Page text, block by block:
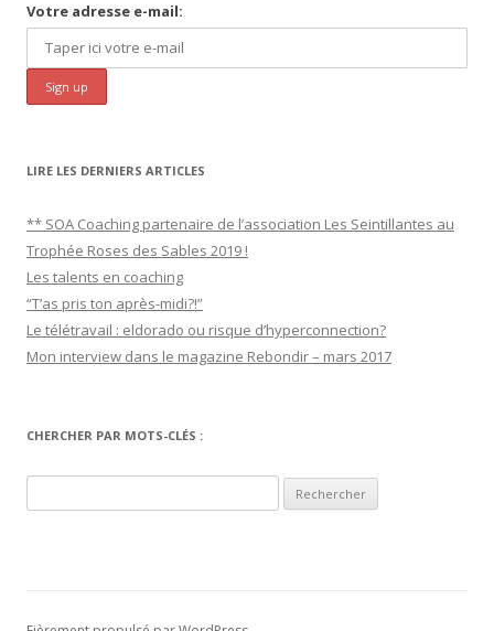
Votre adresse e-mail:
LIRE LES DERNIERS ARTICLES
** SOA Coaching partenaire de l’association Les Seintillantes au
Trophée Roses des Sables 2019 !
Les talents en coaching
“T’as pris ton après-midi?!”
Le télétravail : eldorado ou risque d’hyperconnection?
Mon interview dans le magazine Rebondir – mars 2017
CHERCHER PAR MOTS-CLÉS :
e
r